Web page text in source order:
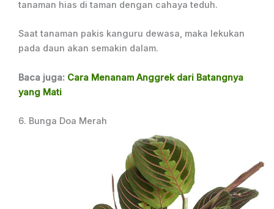
tanaman hias di taman dengan cahaya teduh.
Saat tanaman pakis kanguru dewasa, maka lekukan
pada daun akan semakin dalam.
Baca juga: Cara Menanam Anggrek dari Batangnya
yang Mati
6. Bunga Doa Merah